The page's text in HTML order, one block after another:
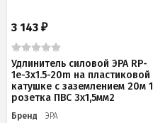
3 143 ₽
Удлинитель силовой ЭРА RP-
1e-3x1.5-20m на пластиковой
катушке c заземлением 20м 1
розетка ПВС 3х1,5мм2
Бренд
ЭРА